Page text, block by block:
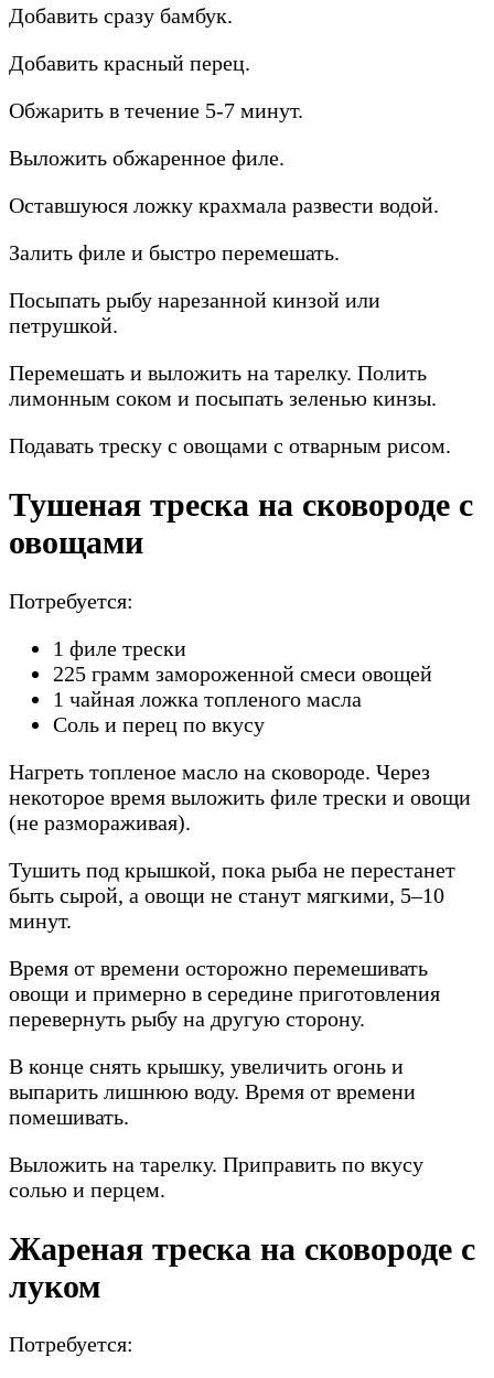
Добавить сразу бамбук.
Добавить красный перец.
Обжарить в течение 5-7 минут.
Выложить обжаренное филе.
Оставшуюся ложку крахмала развести водой.
Залить филе и быстро перемешать.
Посыпать рыбу нарезанной кинзой или
петрушкой.
Перемешать и выложить на тарелку. Полить
лимонным соком и посыпать зеленью кинзы.
Подавать треску с овощами с отварным рисом.
Тушеная треска на сковороде с
овощами
Потребуется:
1 филе трески
225 грамм замороженной смеси овощей
1 чайная ложка топленого масла
Соль и перец по вкусу
Нагреть топленое масло на сковороде. Через
некоторое время выложить филе трески и овощи
(не размораживая).
Тушить под крышкой, пока рыба не перестанет
быть сырой, а овощи не станут мягкими, 5–10
минут.
Время от времени осторожно перемешивать
овощи и примерно в середине приготовления
перевернуть рыбу на другую сторону.
В конце снять крышку, увеличить огонь и
выпарить лишнюю воду. Время от времени
помешивать.
Выложить на тарелку. Приправить по вкусу
солью и перцем.
Жареная треска на сковороде с
луком
Потребуется: